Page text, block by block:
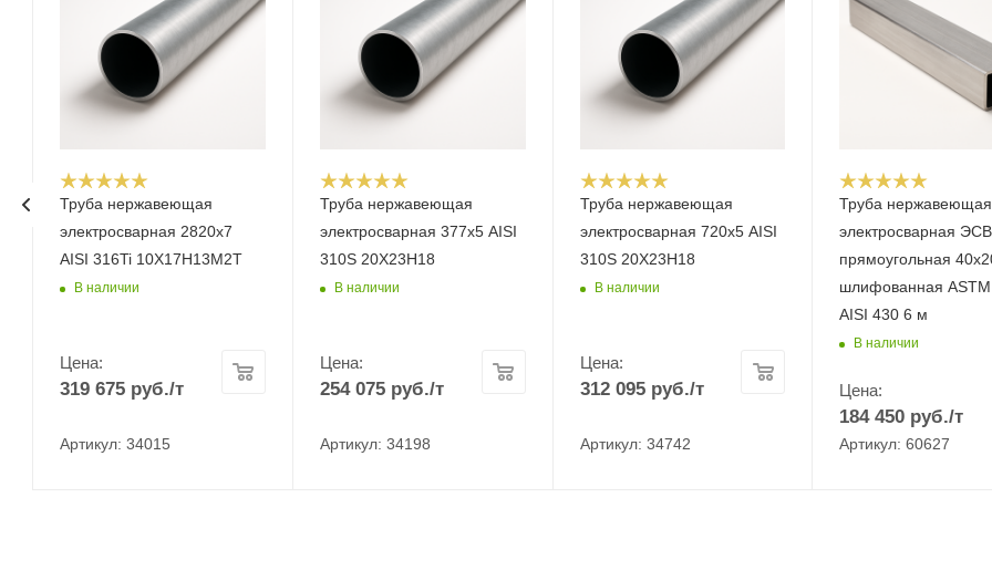
Труба нержавеющая
электросварная 2820х7
AISI 316Ti 10Х17Н13М2Т
В наличии
Цена:
319 675 руб./т
Артикул: 34015
Труба нержавеющая
электросварная 377х5 AISI
310S 20Х23Н18
В наличии
Цена:
254 075руб./т
Артикул: 34198
Труба нержавеющая
электросварная 720х5 AISI
310S 20Х23Н18
В наличии
Цена:
312 095руб./т
Артикул: 34742
Труба нержавеющая
электросварная ЭСВ
прямоугольная
шлифованная
AISI 430 6 м
В наличии
Цена:
184 450 руб./т
Артикул: 60627